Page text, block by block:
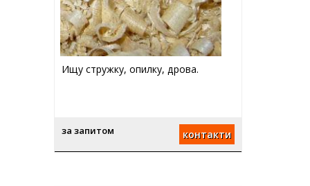
Ищу стружку, опилку, дрова.
за запитом контакти